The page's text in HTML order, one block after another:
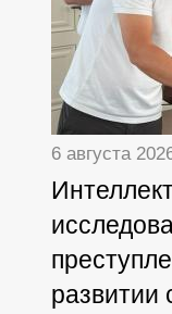
6 августа
развитии